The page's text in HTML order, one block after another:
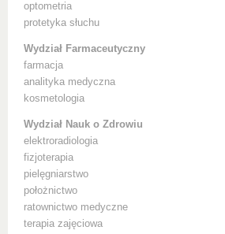
optometria
protetyka słuchu
Wydział Farmaceutyczny
farmacja
analityka medyczna
kosmetologia
Wydział Nauk o Zdrowiu
elektroradiologia
fizjoterapia
pielęgniarstwo
położnictwo
ratownictwo medyczne
terapia zajęciowa